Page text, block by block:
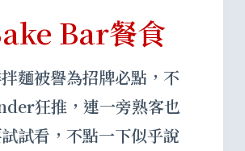
Bar餐食
麵被譽為招牌必點，不
狂推，連一旁熟客也
試看，不點一下似乎說